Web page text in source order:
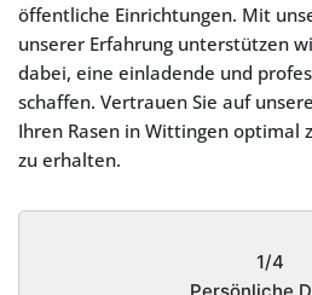
öffentliche Einrichtungen. Mit
unserer Erfahrung unterstützen
dabei, eine einladende und
schaffen. Vertrauen Sie auf
Ihren Rasen in Wittingen optimal
zu erhalten.
1/4